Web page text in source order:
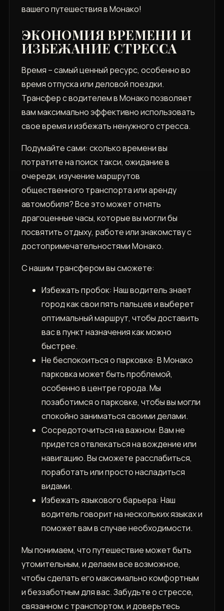
вашего путешествия в Монако!
ЭКОНОМИЯ ВРЕМЕНИ И
ИЗБЕЖАНИЕ СТРЕССА
Время – самый ценный ресурс, особенно во
время отпуска или деловой поездки.
Трансфер с водителем в Монако позволяет
вам максимально эффективно использовать
свое время и избежать ненужного стресса.
Подумайте сами: сколько времени вы
потратите на поиск такси, ожидание в
очереди, изучение маршрутов
общественного транспорта или аренду
автомобиля? Все это может отнять
драгоценные часы, которые вы могли бы
посвятить отдыху, работе или знакомству с
достопримечательностями Монако.
С нашим трансфером вы сможете:
Избежать пробок: Наш водитель знает
город как свои пять пальцев и выберет
оптимальный маршрут, чтобы доставить
вас в пункт назначения как можно
быстрее.
Не беспокоиться о парковке: В Монако
парковка может быть проблемой,
особенно в центре города. Мы
позаботимся о парковке, чтобы вы могли
спокойно заниматься своими делами.
Сосредоточиться на важном: Вам не
придется отвлекаться на вождение или
навигацию. Вы сможете расслабиться,
поработать или просто насладиться
видами.
Избежать языкового барьера: Наш
водитель говорит на нескольких языках и
поможет вам в случае необходимости.
Мы понимаем, что путешествие может быть
утомительным, и делаем все возможное,
чтобы сделать его максимально комфортным
и беззаботным для вас. Забудьте о стрессе,
связанном с транспортом, и доверьтесь